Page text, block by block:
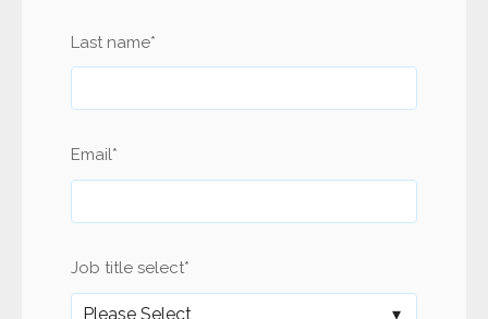
Last name*
Email*
Job title select*